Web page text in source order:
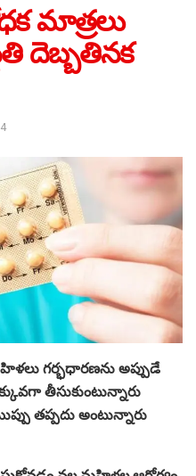
మాత్రలు
దెబ్బతినక
గర్భధారణను అప్పుడే
తీసుకుంటున్నారు
తప్పదు అంటున్నారు